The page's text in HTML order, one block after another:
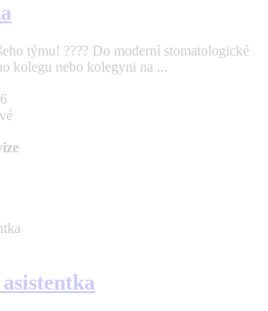
týmu! ???? Do moderní stomatologické
kolegu nebo kolegyni na ...